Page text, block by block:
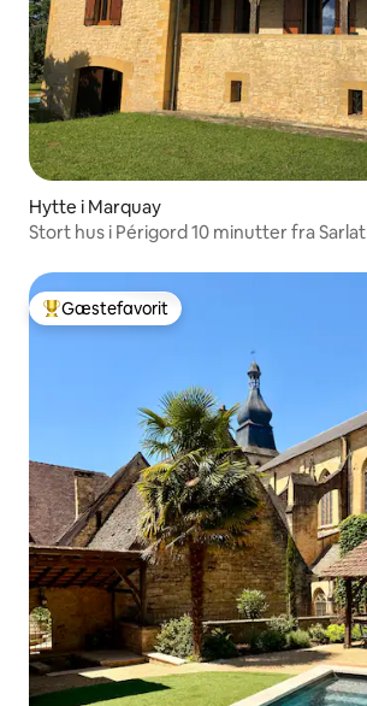
Hytte i Marquay
Stort hus i Périgord 10 minutter fra Sarlat
Bedste gæstefavorit
Gæstefavorit